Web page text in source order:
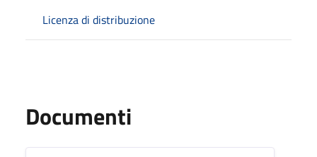
Licenza di distribuzione
Documenti